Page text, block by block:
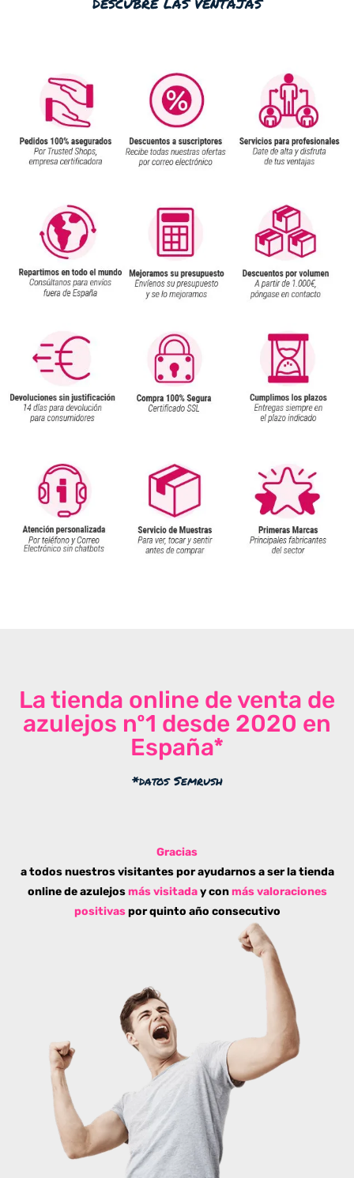
La tienda online de venta de
azulejos nº1 desde 2020 en
España*
*datos Semrush
Gracias
a todos nuestros visitantes por ayudarnos a ser la tienda
online de azulejos más visitaday conmás valoraciones
positivaspor quinto año consecutivo